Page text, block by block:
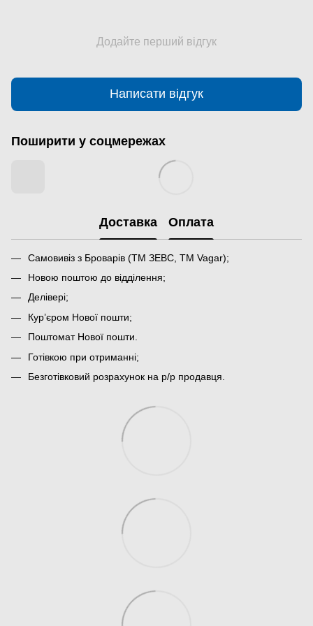
Додайте перший відгук
Написати відгук
Поширити у соцмережах
Доставка Оплата
Самовивіз з Броварів (ТМ ЗЕВС, ТМ Vagar);
Новою поштою до відділення;
Делівері;
Кур’єром Нової пошти;
Поштомат Нової пошти.
Готівкою при отриманні;
Безготівковий розрахунок на р/р продавця.